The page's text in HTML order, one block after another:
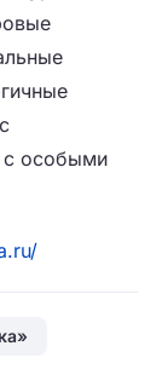
с особыми